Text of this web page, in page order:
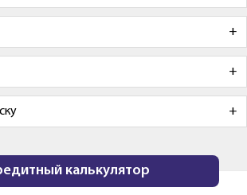
калькулятор